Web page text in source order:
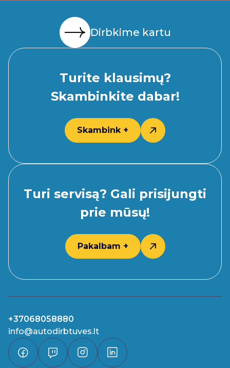
Dirbkime kartu
Turite klausimų?
Skambinkite dabar!
Skambink +
Turi servisą? Gali prisijungti
prie mūsų!
Pakalbam +
+37068058880
info@autodirbtuves.lt